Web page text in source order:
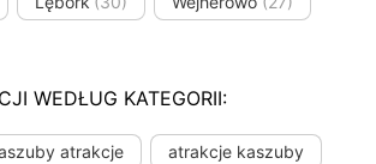
WEDŁUG KATEGORII:
atrakcje atrakcje kaszuby